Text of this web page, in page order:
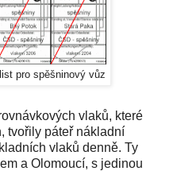
pro spěšninový vůz
vlaků, které
tvořily páteř nákladní
vlaků denně. Ty
a Olomoucí, s jedinou